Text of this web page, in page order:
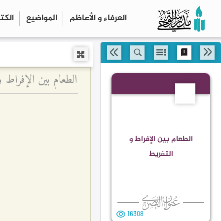
العرفاء و الأعاظم المواضیع
الطعام بين الإفراط و
التفريط
16308
الطعام بين